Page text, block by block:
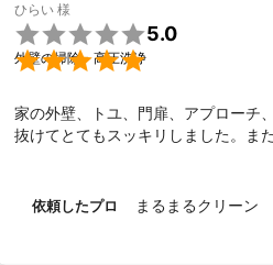
ひらい 様


5.0
外壁の掃除・高圧洗浄
家の外壁、トユ、門扉、アプローチ
抜けてとてもスッキリしました。ま
依頼したプロ まるまるクリーン